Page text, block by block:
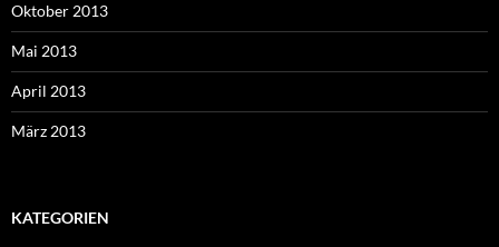
Oktober 2013
Mai 2013
April 2013
März 2013
KATEGORIEN